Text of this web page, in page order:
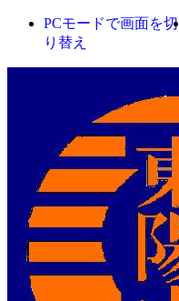
PCモードで画面を切
り替え